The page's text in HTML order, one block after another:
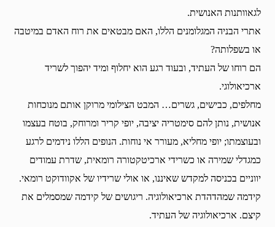
לגאוותנות האנושית.
אתרי הבניה המגלומנים הללו, האם מבטאים את רוח האדם במיטבה
או בשפלותה?
הם רוחו של העתיד, ובעוד רגע הוא יחלוף ומיד יהפוך לשריד
ארכיאולוגי.
מחלפים, כבישים, גשרים… המבט הצילומי מרוקן אותם מנוכחות
אנושית, נותן להם סימטריה יציבה, יופי קריר ומרוחק, בוטח בעצמו
ובעוצמתו; יופי מחליא, מעורר אי נוחות. הנופים הללו נידמים לרגע
כמגדלי שמירה או כשרידי ארכיטקטורה רומאית, שדרת עמודים
יווניים בכניסה למקדש שאיננו, או אולי שרידיו של אקוודוקט רומאי.
קידמה שמהדהדת ארכיאולוגיה. ריגושים של קידמה שמסמלים את
קיצם. ארכיאולוגיה של העתיד.